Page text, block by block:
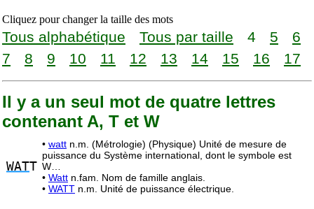
Cliquez pour changer la taille des mots
Tous alphabétique Tous par taille 4 5
6
7
8 9 10 11 12 13 14 15 16 17
Il y a un seul mot de quatre lettres
contenant A, T et W
WATT
• watt n.m. (Métrologie) (Physique) Unité de mesure de
puissance du Système international, dont le symbole est
W…
• Watt n.fam. Nom de famille anglais.
• WATT n.m. Unité de puissance électrique.